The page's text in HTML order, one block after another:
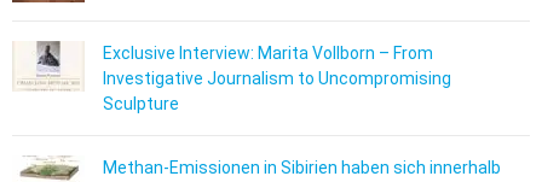
Exclusive Interview: Marita Vollborn – From
Investigative Journalism to Uncompromising
Sculpture
Methan-Emissionen in Sibirien haben sich innerhalb